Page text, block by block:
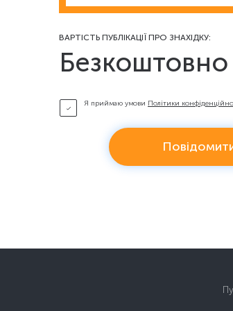
ВАРТІСТЬ ПУБЛІКАЦІЇ ПРО ЗНАХІДКУ:
Безкоштовно
Я приймаю умови Політики